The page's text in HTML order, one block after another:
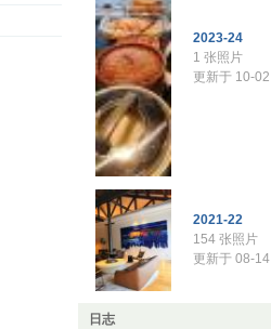
2023-24
1 张照片
更新于 10-02
2021-22
154 张照片
更新于 08-14
日志